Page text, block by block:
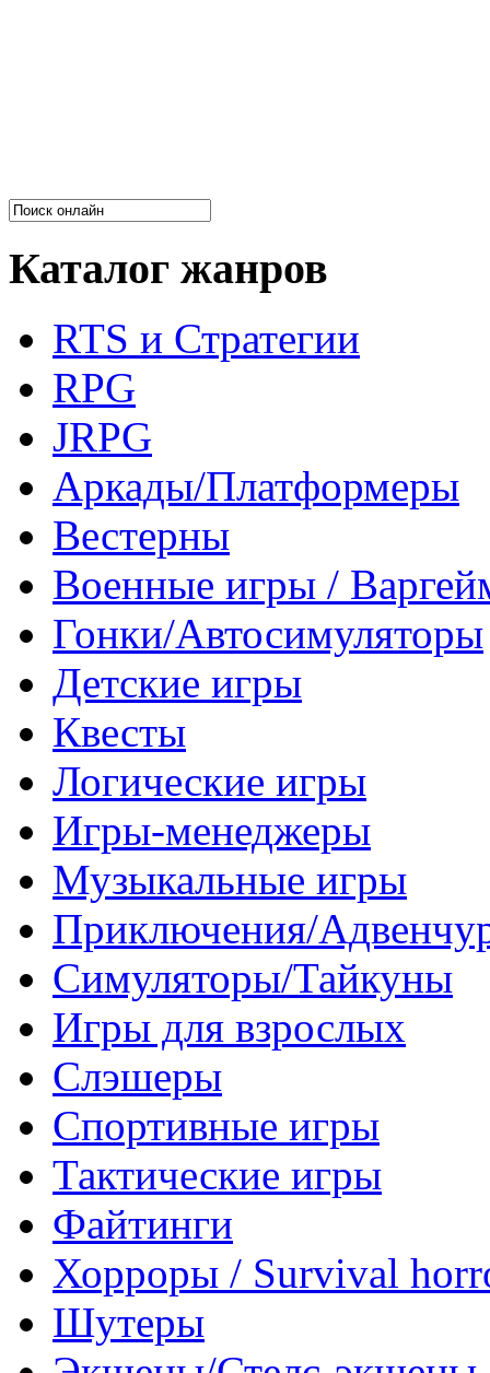
Каталог жанров
RTS и Стратегии
RPG
JRPG
Аркады/Платформеры
Вестерны
Военные игры /
Гонки/Автосимуляторы
Детские игры
Квесты
Логические игры
Игры-менеджеры
Музыкальные игры
Приключения/
Симуляторы/Тайкуны
Игры для взрослых
Слэшеры
Спортивные игры
Тактические игры
Файтинги
Хорроры / Survival
Шутеры